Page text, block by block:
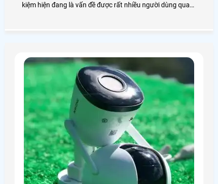
kiệm hiện đang là vấn đề được rất nhiều người dùng quan